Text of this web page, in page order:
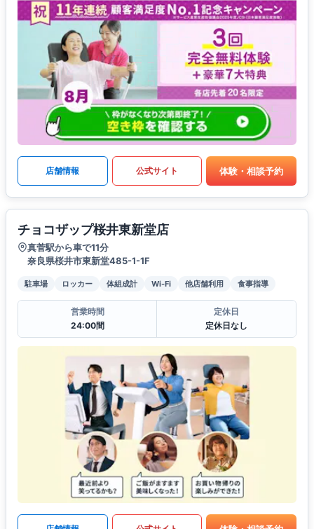
店舗情報 公式サイト 体験・相談予約
チョコザップ桜井東新堂店
真菅駅から車で11分
奈良県桜井市東新堂485-1-1F
駐車場 ロッカー 体組成計 Wi-Fi 他店舗利用 食事指導
営業時間
24:00間
定休日
定休日なし